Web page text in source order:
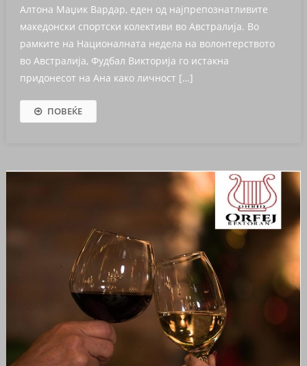
Алтона Маџик Вардар, еден од најпрепознатливите
македонски спортски колективи во Австралија. Во
рамките на Националната недела на волонтерството
во Австралија, Фудбал Викторија го истакна
придонесот на Ана како личност […]
ПОВЕЌЕ